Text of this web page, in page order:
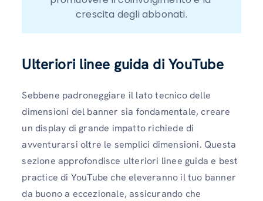
crescita degli abbonati.
Ulteriori linee guida di YouTube
Sebbene padroneggiare il lato tecnico delle
dimensioni del banner sia fondamentale, creare
un display di grande impatto richiede di
avventurarsi oltre le semplici dimensioni. Questa
sezione approfondisce ulteriori linee guida e best
practice di YouTube che eleveranno il tuo banner
da buono a eccezionale, assicurando che